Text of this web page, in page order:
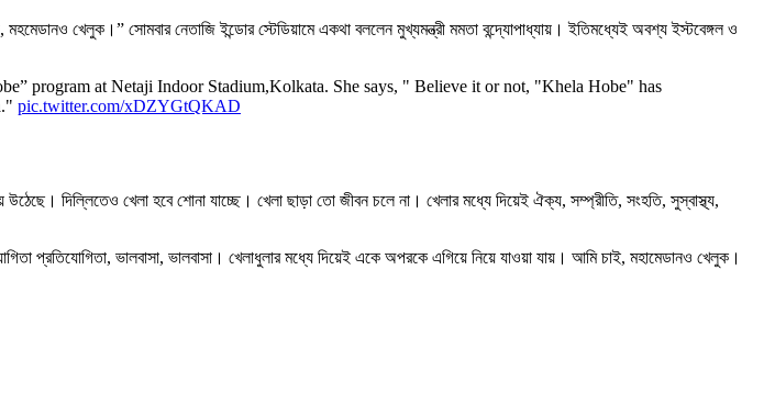
খেলুক।” সোমবার নেতাজি ইন্ডোর স্টেডিয়ামে একথা বললেন মুখ্যমন্ত্রী মমতা বন্দ্যোপাধ্যায়। ইতিমধ্যেই অবশ্য ইস্টবেঙ্গল ও
program at Netaji Indoor Stadium,Kolkata. She says, " Believe it or not, "Khela Hobe" has
pic.twitter.com/xDZYGtQKAD
উঠেছে। দিল্লিতেও খেলা হবে শোনা যাচ্ছে। খেলা ছাড়া তো জীবন চলে না। খেলার মধ্যে দিয়েই ঐক্য, সম্প্রীতি, সংহতি, সুস্বাস্থ্য,
প্রতিযোগিতা, ভালবাসা, ভালবাসা। খেলাধুলার মধ্যে দিয়েই একে অপরকে এগিয়ে নিয়ে যাওয়া যায়। আমি চাই, মহামেডানও খেলুক।